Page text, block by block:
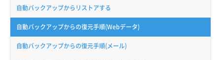
自動バックアップからリストアする
自動バックアップからの復元手順(Webデータ)
自動バックアップからの復元手順(メール)